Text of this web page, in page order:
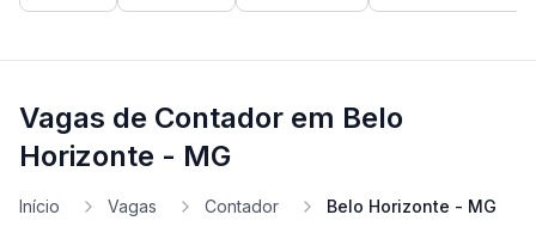
Vagas de Contador em Belo
Horizonte - MG
Início Vagas Contador Belo Horizonte - MG